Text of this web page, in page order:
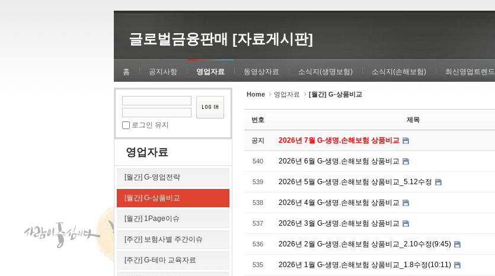
글로벌금융판매 [자료게시판]
홈 공지사항 영업자료 동영상자료 소식지(생명보험) 소식지(손해보험) 최신영업트렌드
로그인 유지
영업자료
[월간] G-영업전략
[월간] G-상품비교
[월간] 1Page이슈
[주간] 보험사별 주간이슈
[주간] G-테마 교육자료
Home 영업자료 [월간] G-상품비교
번호 제목
공지 2026년 7월 G-생명.손해보험 상품비교
540 2026년 6월 G-생명.손해보험 상품비교
539 2026년 5월 G-생명.손해보험 상품비교_5.12수정
538 2026년 4월 G-생명.손해보험 상품비교
537 2026년 3월 G-생명.손해보험 상품비교
536 2026년 2월 G-생명.손해보험 상품비교_2.10수정(9:45)
535 2026년 1월 G-생명.손해보험 상품비교_1.8수정(10:11)
Sketchbook5, 스케치북5
Sketchbook5, 스케치북5
Sketchbook5, 스케치북5
Sketchbook5, 스케치북5